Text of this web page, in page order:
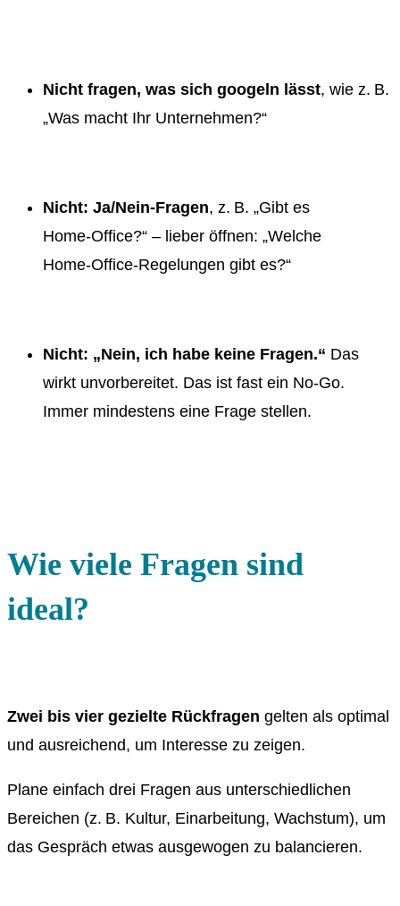
Nicht fragen, was sich googeln lässt, wie z. B.
„Was macht Ihr Unternehmen?“
Nicht: Ja/Nein‑Fragen, z. B. „Gibt es
Home‑Office?“ – lieber öffnen: „Welche
Home‑Office-Regelungen gibt es?“
Nicht: „Nein, ich habe keine Fragen.“ Das
wirkt unvorbereitet. Das ist fast ein No-Go.
Immer mindestens eine Frage stellen.
Wie viele Fragen sind
ideal?
Zwei bis vier gezielte Rückfragen gelten als optimal
und ausreichend, um Interesse zu zeigen.
Plane einfach drei Fragen aus unterschiedlichen
Bereichen (z. B. Kultur, Einarbeitung, Wachstum), um
das Gespräch etwas ausgewogen zu balancieren.